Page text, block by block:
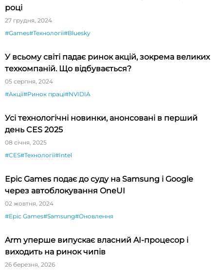
році
27 грудня, 2024
#Games#Технології#Bluesky
У всьому світі падає ринок акцій, зокрема великих
техкомпаній. Що відбувається?
05 серпня, 2024
#Акції#Ринок праці#NVIDIA
Усі технологічні новинки, анонсовані в перший
день CES 2025
08 січня, 2025
#CES#Технології#Intel
Epic Games подає до суду на Samsung і Google
через автоблокування OneUI
02 жовтня, 2024
#Epic Games#Samsung#Оновлення
Arm уперше випускає власний AI-процесор і
виходить на ринок чипів
26 березня, 2026